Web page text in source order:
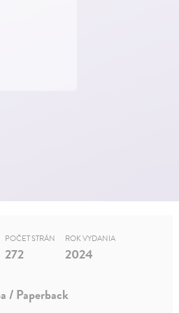
POČET STRÁN
272
ROK VYDANIA
2024
/ Paperback